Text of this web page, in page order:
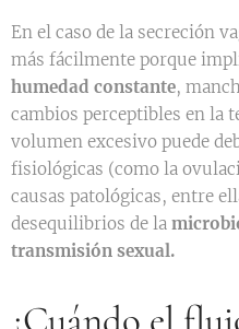
En el caso de la secreción
más fácilmente porque
humedad constante,
cambios perceptibles en la
volumen excesivo puede
fisiológicas (como la
causas patológicas, entre
desequilibrios de la
transmisión sexual.